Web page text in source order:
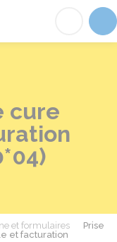
Fréville-du-
cure
et formulaires
Prise
et facturation